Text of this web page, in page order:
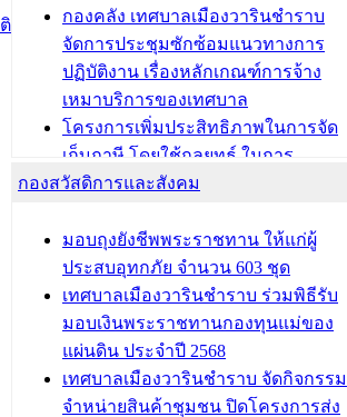
ประชาชนบุคคลประเภท 8 แก่บุคคลที่
ได้รับการเพิ่มชื่อในทะเบียนบ้าน
(ท.ร.14) กรณีคนไม่มีสัญชาติไทยได้รับ
อนุญาตให้มีถิ่นที่อยู่
ประชุมคณะกรรมการประเมินผลการ
ควบคุมภายในของ สำนัก/กอง/
โรงเรียน/ศูนย์พัฒนาเด็กเล็ก/สถานธนา
บทความ อื่นๆ ...
กองคลัง เทศบาลเมืองวารินชำราบ
จัดการประชุมซักซ้อมแนวทางการ
ปฏิบัติงาน เรื่องหลักเกณฑ์การจ้าง
เหมาบริการของเทศบาล
โครงการเพิ่มประสิทธิภาพในการจัด
เก็บภาษี โดยใช้กลยุทธ์ ในการ
พัฒนาการจัดเก็บรายได้ ประจำปี พ.ศ.
เทศบาลเมืองวารินชำราบ ร่วมการ
ประชุมวิชาการระดับนานาชาติและ
นิทรรศการด้านนวัตกรรมท้องถิ่น 2568
และรับรางวัลทีมนักวิจัยดีเด่นจาก
นวัตกรรมโครงการทะเบียนภาษีป้าย
ประชุมผู้เช่าอาคารพาณิชย์ บริเวณ
ถนนเกษมสุขและถนนประทุมเทพภักดี
กองสวัสดิการและสังคม
มอบถุงยังชีพพระราชทาน ให้แก่ผู้
ประสบอุทกภัย จำนวน 603 ชุด
เทศบาลเมืองวารินชำราบ ร่วมพิธีรับ
มอบเงินพระราชทานกองทุนแม่ของ
แผ่นดิน ประจำปี 2568
เทศบาลเมืองวารินชำราบ จัดกิจกรรม
จำหน่ายสินค้าชุมชน ปิดโครงการส่ง